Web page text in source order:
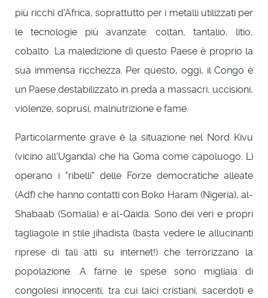
più ricchi d'Africa, soprattutto per i metalli utilizzati per
le tecnologie più avanzate: coltan, tantalio, litio,
cobalto. La maledizione di questo Paese è proprio la
sua immensa ricchezza. Per questo, oggi, il Congo è
un Paese destabilizzato in preda a massacri, uccisioni,
violenze, soprusi, malnutrizione e fame.
Particolarmente grave è la situazione nel Nord Kivu
(vicino all'Uganda) che ha Goma come capoluogo. Lì
operano i "ribelli" delle Forze democratiche alleate
(Adf) che hanno contatti con Boko Haram (Nigeria), al-
Shabaab (Somalia) e al-Qaida. Sono dei veri e propri
tagliagole in stile jihadista (basta vedere le allucinanti
riprese di tali atti su internet!) che terrorizzano la
popolazione. A farne le spese sono migliaia di
congolesi innocenti, tra cui laici cristiani, sacerdoti e